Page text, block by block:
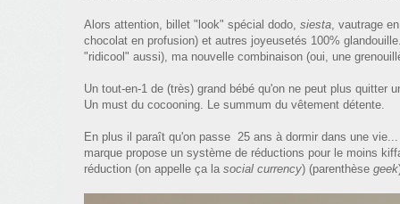
A lors attention, billet "l ook" spécial dodo, siesta vautrage
chocolat en profusion) et autres joyeusetés 100%
"ridicool" aussi), ma nouvelle combinaison (oui, une
Un tout-en-1 de (très) grand bébé qu'on ne peut plus quitter
Un must du cocooning. Le summum du vêtement détente.
En plus il paraît qu'on passe 25 ans à dormir dans une
marque propose un système de réductions pour le moins
réduction (on appelle ça la social currency) (parenthèse geek